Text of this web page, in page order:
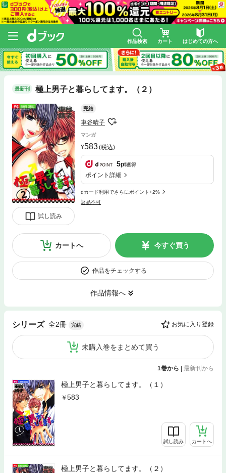
作品検索 カート はじめての方へ
最新刊 極上男子と暮らしてます。（２）
試し読み
完結
車谷晴子
マンガ
583(税込)
5pt獲得
ポイント詳細
dカード利用でさらにポイント+2%
返品不可
カートへ 今すぐ買う
作品をチェックする
作品情報へ
シリーズ 全2冊 完結 お気に入り登録
未購入巻をまとめて買う
1巻から 最新刊から
極上男子と暮らしてます。（１）
583
試し読み カートへ
極上男子と暮らしてます。（２）